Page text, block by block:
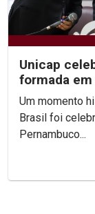
Unicap
formada
Pontifícia...
Um momento
Brasil foi
Pernambuco...